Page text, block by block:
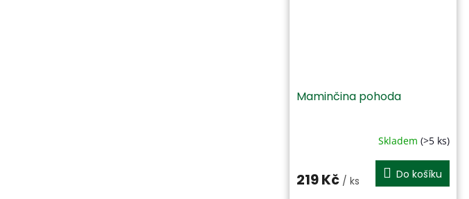
Maminčina pohoda
Skladem (>5 ks)
219 Kč / ks Do košíku